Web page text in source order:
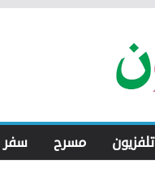
تلفزيون مسرح سفر